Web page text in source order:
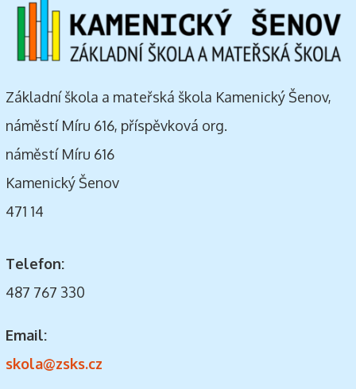
Základní škola a mateřská škola Kamenický Šenov,
náměstí Míru 616, příspěvková org.
náměstí Míru 616
Kamenický Šenov
471 14
Telefon:
487 767 330
Email:
skola@zsks.cz